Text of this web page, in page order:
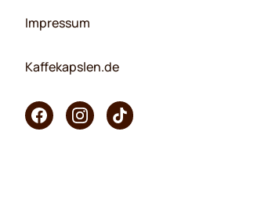
Impressum
Kaffekapslen.de